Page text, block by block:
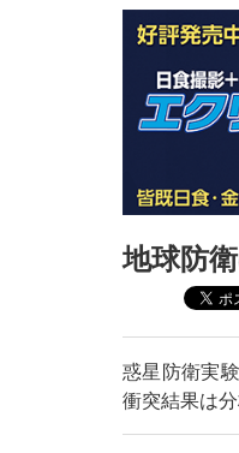
プ
地球防
惑星防衛実
衝突結果は